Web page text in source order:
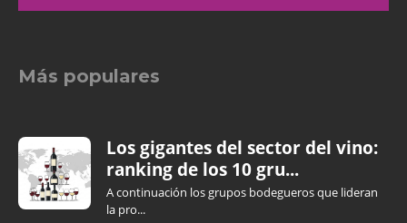
Más populares
Los gigantes del sector del vino:
ranking de los 10 gru...
A continuación los grupos bodegueros que lideran
la pro...